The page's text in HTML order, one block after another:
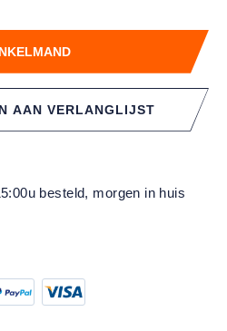
AAN VERLANGLIJST
besteld, morgen in huis